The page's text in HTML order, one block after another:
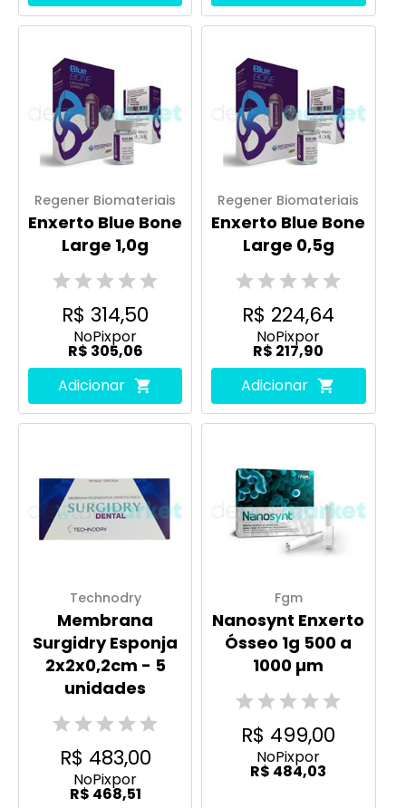
Regener Biomateriais
Enxerto Blue Bone
Large 1,0g
R$ 314,50
NoPixpor
R$ 305,06
Adicionar
Regener Biomateriais
Enxerto Blue Bone
Large 0,5g
R$ 224,64
NoPixpor
R$ 217,90
Adicionar
Technodry
Membrana
Surgidry Esponja
2x2x0,2cm - 5
unidades
R$ 483,00
NoPixpor
R$ 468,51
Fgm
Nanosynt Enxerto
Ósseo 1g 500 a
1000 µm
R$ 499,00
NoPixpor
R$ 484,03